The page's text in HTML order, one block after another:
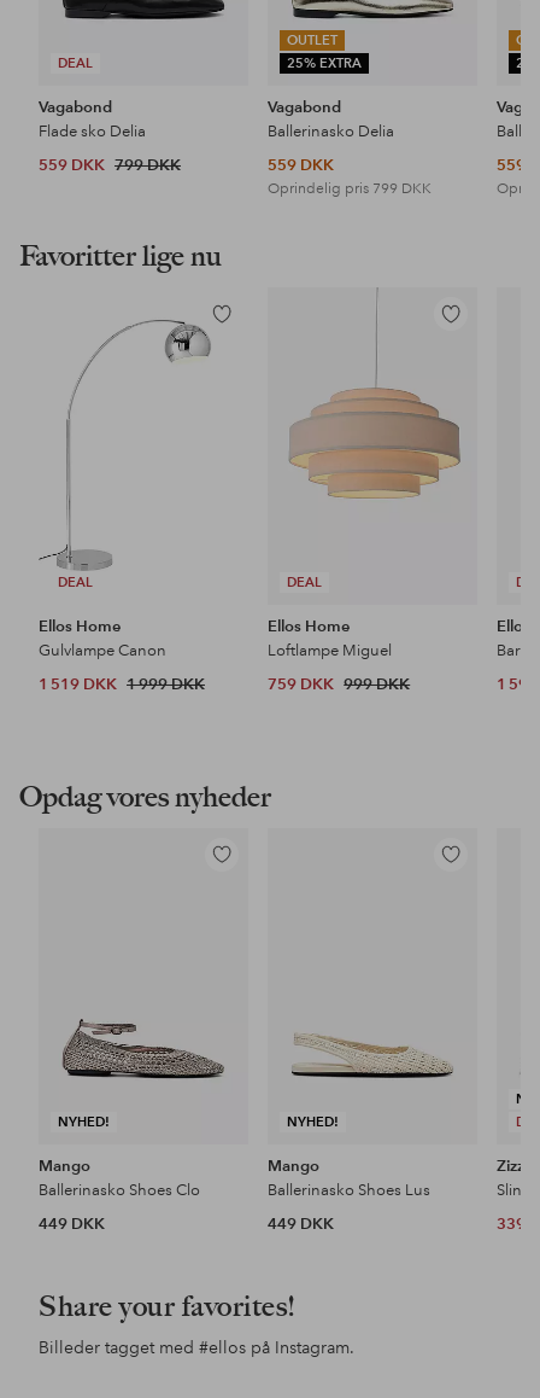
DEAL
Vagabond
Flade sko Delia
559 DKK 799 DKK
OUTLET
25% EXTRA
Vagabond
Ballerinasko Delia
559 DKK
Oprindelig pris 799 DKK
559
Favoritter lige nu
DEAL
Tilføj
til
Ellos Home
Gulvlampe Canon
1 519 DKK 1 999 DKK
DEAL
Tilføj
Ellos Home
Loftlampe Miguel
759 DKK 999 DKK
Ellos
1
Opdag vores nyheder
NYHED!
Tilføj
Mango
Ballerinasko Shoes Clo
449 DKK
NYHED!
Tilføj
Mango
Ballerinasko Shoes Lus
449 DKK
Zizzi
339
Share your favorites!
Billeder tagget med #ellos på Instagram.